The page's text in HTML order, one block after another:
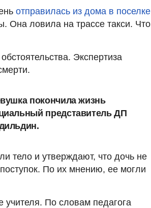
отправилась из дома в поселке
Она ловила на трассе такси. Что
Экспертиза
покончила жизнь
представитель ДП
тело и утверждают, что дочь не
По их мнению, ее могли
По словам педагога